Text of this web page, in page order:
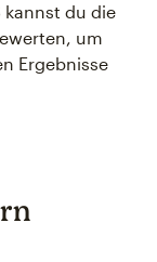
kannst du die
um
Ergebnisse